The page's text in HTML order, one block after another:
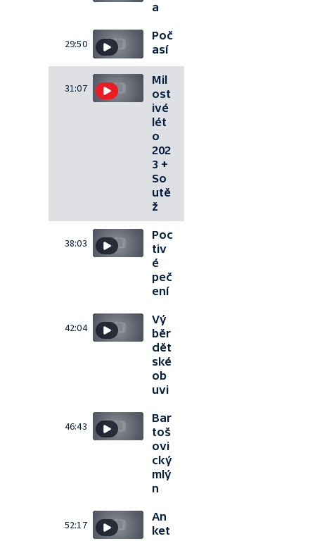
a
29:50
Poč
así
31:07
Mil
ost
ivé
lét
o
202
3 +
So
utě
ž
38:03
Poc
tiv
é
peč
ení
42:04
Vý
běr
dět
ské
ob
uvi
46:43
Bar
toš
ovi
cký
mlý
n
52:17
An
ket